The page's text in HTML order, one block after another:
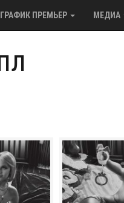
ГРАФИК ПРЕМЬЕР МЕДИА